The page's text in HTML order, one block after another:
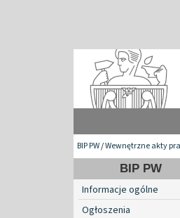
BIP PW/Wewnętrzne akty
BIP PW
Informacje ogólne
Ogłoszenia